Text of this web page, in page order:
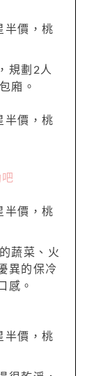
規劃2人
廂。
蔬菜、火
異的保冷
感。